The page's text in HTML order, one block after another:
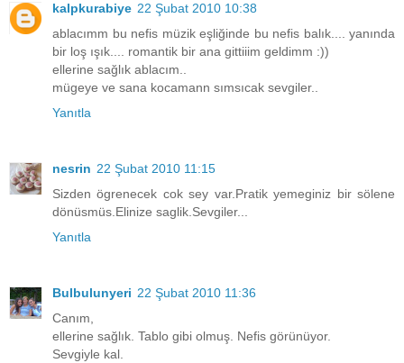
kalpkurabiye 22 Şubat 2010 10:38
ablacımm bu nefis müzik eşliğinde bu nefis balık.... yanında
bir loş ışık.... romantik bir ana gittiiim geldimm :))
ellerine sağlık ablacım..
mügeye ve sana kocamann sımsıcak sevgiler..
Yanıtla
nesrin 22 Şubat 2010 11:15
Sizden ögrenecek cok sey var.Pratik yemeginiz bir sölene
dönüsmüs.Elinize saglik.Sevgiler...
Yanıtla
Bulbulunyeri 22 Şubat 2010 11:36
Canım,
ellerine sağlık. Tablo gibi olmuş. Nefis görünüyor.
Sevgiyle kal.